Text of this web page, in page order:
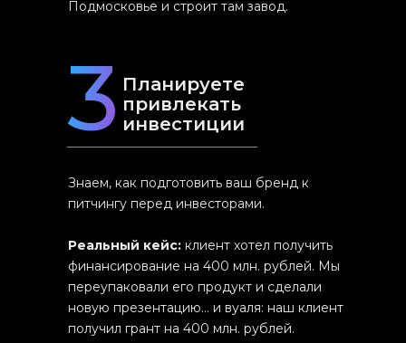
Подмосковье и строит там завод.
Знаем, как подготовить ваш бренд к
питчингу перед инвесторами.
Реальный кейс: клиент хотел получить
финансирование на 400 млн. рублей. Мы
переупаковали его продукт и сделали
новую презентацию… и вуаля: наш клиент
получил грант на 400 млн. рублей.
3 Планируете
привлекать
инвестиции